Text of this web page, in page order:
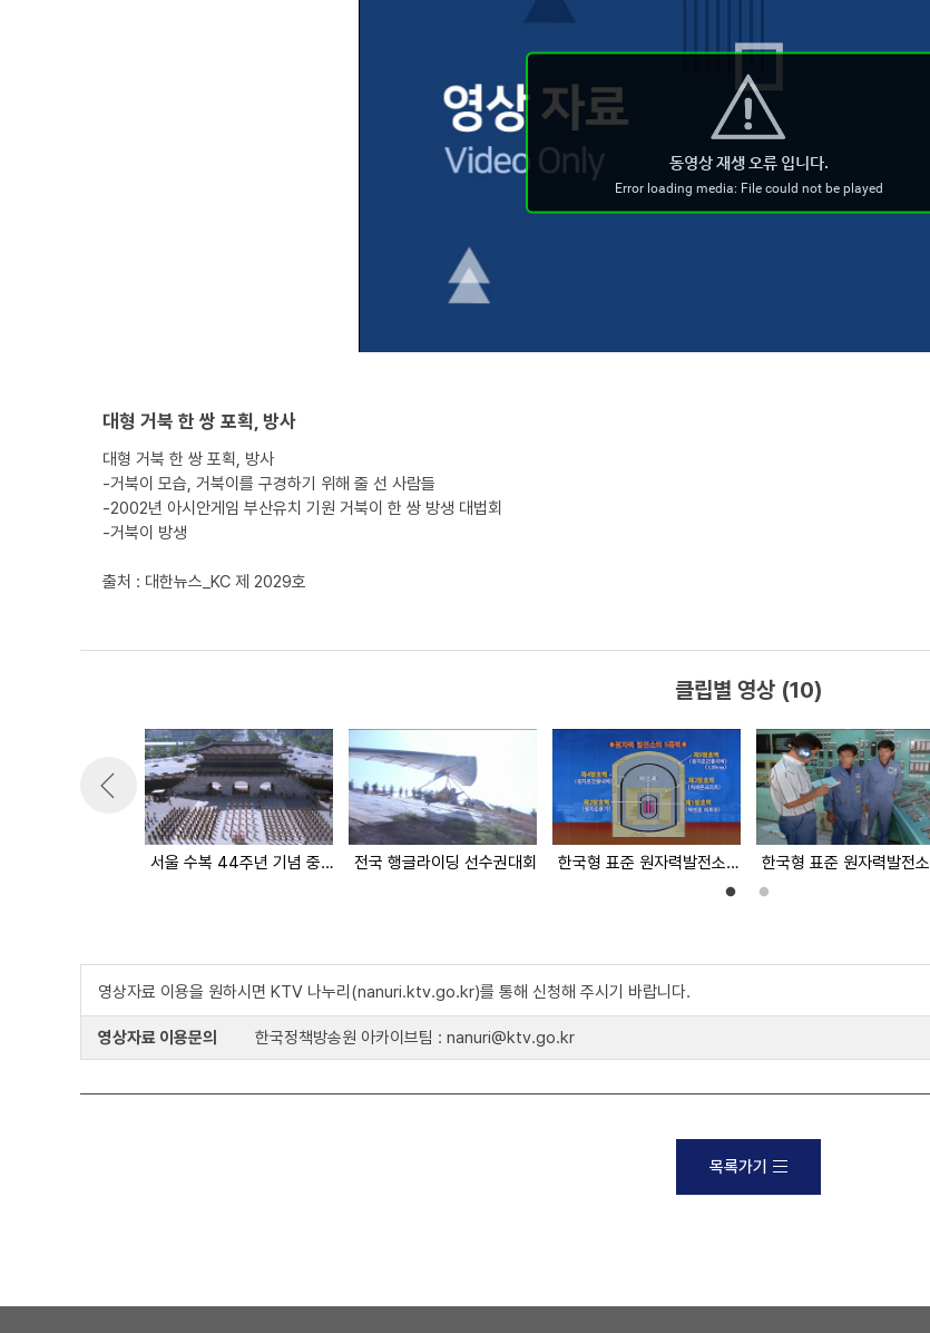
대형 거북 한 쌍 포획, 방사
대형 거북 한 쌍 포획, 방사
-거북이 모습, 거북이를 구경하기 위해 줄 선 사람들
-2002년 아시안게임 부산유치 기원 거북이 한 쌍 방생 대법회
-거북이 방생
출처 : 대한뉴스_KC 제 2029호
클립별 영상 (10)
서울 수복 44주년 기념 중앙청 주기게양식 전국 행글라이딩 선수권대회 한국형 표준 원자력발전소 (대한뉴스 2029호 수록) 한국형 표준 원자력발전소
영상자료 이용을 원하시면 KTV 나누리(nanuri.ktv.go.kr)를 통해 신청해 주시기 바랍니다.
영상자료 이용문의 한국정책방송원 아카이브팀 : nanuri@ktv.go.kr
목록가기